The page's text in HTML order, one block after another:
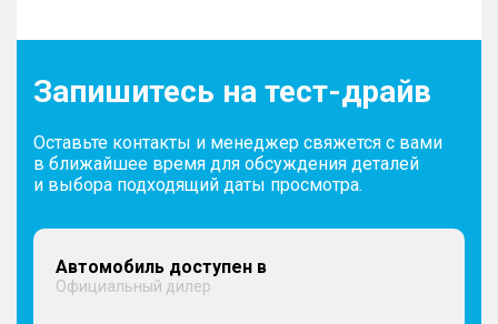
Запишитесь на тест-драйв
Оставьте контакты и менеджер свяжется с вами
в ближайшее время для обсуждения деталей
и выбора подходящий даты просмотра.
Автомобиль доступен в
Официальный дилер